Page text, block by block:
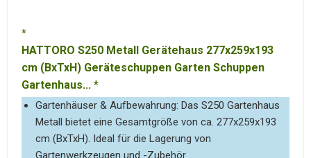
HATTORO S250 Metall Gerätehaus 277x259x193
cm (BxTxH) Geräteschuppen Garten Schuppen
Gartenhaus...
Gartenhäuser & Aufbewahrung: Das S250 Gartenhaus
Metall bietet eine Gesamtgröße von ca. 277x259x193
cm (BxTxH). Ideal für die Lagerung von
Gartenwerkzeugen und -Zubehör